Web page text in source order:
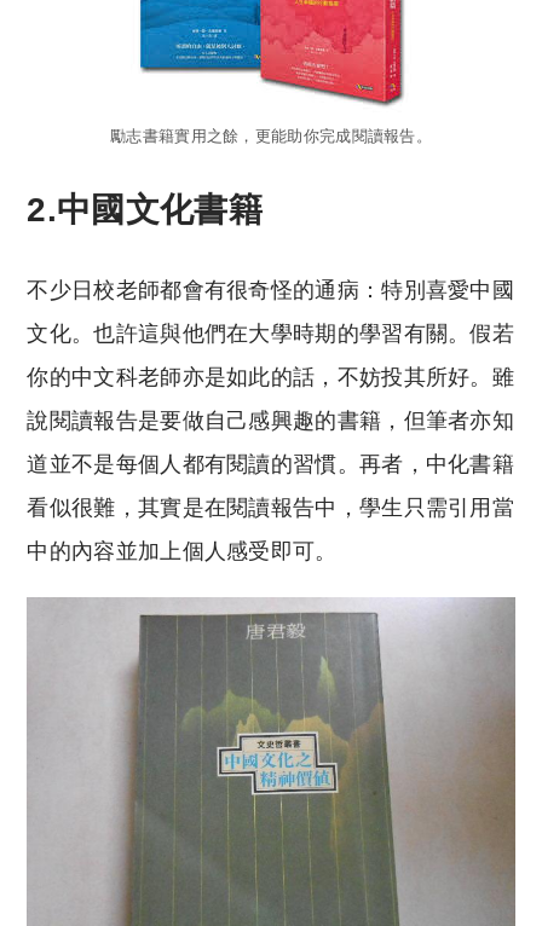
勵志書籍實用之餘，更能助你完成閱讀報告。
2.中國文化書籍
不少日校老師都會有很奇怪的通病：特別喜愛中國
文化。也許這與他們在大學時期的學習有關。假若
你的中文科老師亦是如此的話，不妨投其所好。雖
說閱讀報告是要做自己感興趣的書籍，但筆者亦知
道並不是每個人都有閱讀的習慣。再者，中化書籍
看似很難，其實是在閱讀報告中，學生只需引用當
中的內容並加上個人感受即可。